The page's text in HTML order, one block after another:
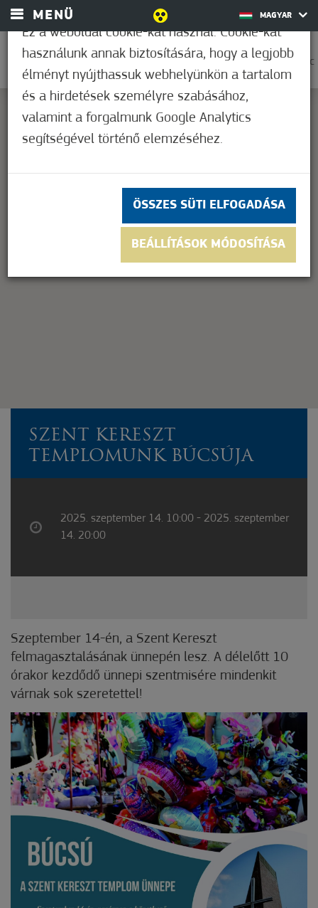
MENÜ MAGYAR
0
36,2°C
This page can't load Google Maps correctly.
Do you own this website? OK
SZENT KERESZT
TEMPLOMUNK BÚCSÚJA
2025. szeptember 14. 10:00 - 2025. szeptember
14. 20:00
Szeptember 14-én, a Szent Kereszt
felmagasztalásának ünnepén lesz. A délelőtt 10
órakor kezdődő ünnepi szentmisére mindenkit
várnak sok szeretettel!
Ez a weboldal cookie-kat használ. Cookie-kat
használunk annak biztosítására, hogy a legjobb
élményt nyújthassuk webhelyünkön a tartalom
és a hirdetések személyre szabásához,
valamint a forgalmunk Google Analytics
segítségével történő elemzéséhez.
ÖSSZES SÜTI ELFOGADÁSA
BEÁLLÍTÁSOK MÓDOSÍTÁSA